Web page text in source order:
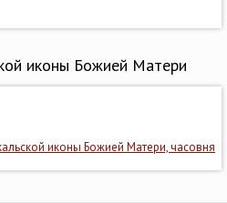
иконы Божией Матери
иконы Божией Матери, часовня